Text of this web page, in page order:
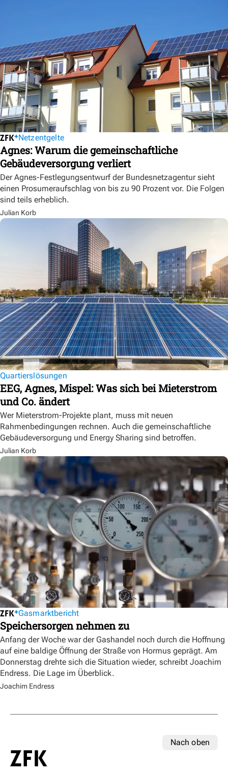
Netzentgelte
Agnes: Warum die gemeinschaftliche
Gebäudeversorgung verliert
Der Agnes-Festlegungsentwurf der Bundesnetzagentur sieht
einen Prosumeraufschlag von bis zu 90 Prozent vor. Die Folgen
sind teils erheblich.
Julian Korb
Quartierslösungen
EEG, Agnes, Mispel: Was sich bei Mieterstrom
und Co. ändert
Wer Mieterstrom-Projekte plant, muss mit neuen
Rahmenbedingungen rechnen. Auch die gemeinschaftliche
Gebäudeversorgung und Energy Sharing sind betroffen.
Julian Korb
Gasmarktbericht
Speichersorgen nehmen zu
Anfang der Woche war der Gashandel noch durch die Hoffnung
auf eine baldige Öffnung der Straße von Hormus geprägt. Am
Donnerstag drehte sich die Situation wieder, schreibt Joachim
Endress. Die Lage im Überblick.
Joachim Endress
Nach oben